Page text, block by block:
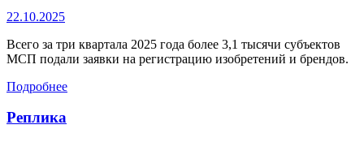
22.10.2025
Всего за три квартала 2025 года более 3,1 тысячи субъектов
МСП подали заявки на регистрацию изобретений и брендов.
Подробнее
Реплика